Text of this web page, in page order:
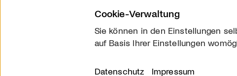
Über uns
Cookie-Verwaltung
Sie können in den Einstellungen
auf Basis Ihrer Einstellungen
Datenschutz Impressum